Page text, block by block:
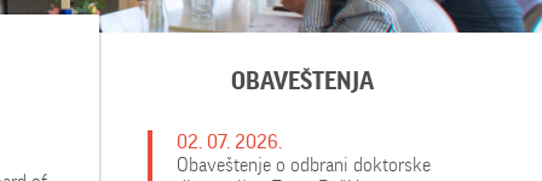
OBAVEŠTENJA
02. 07. 2026.
Obaveštenje o odbrani doktorske